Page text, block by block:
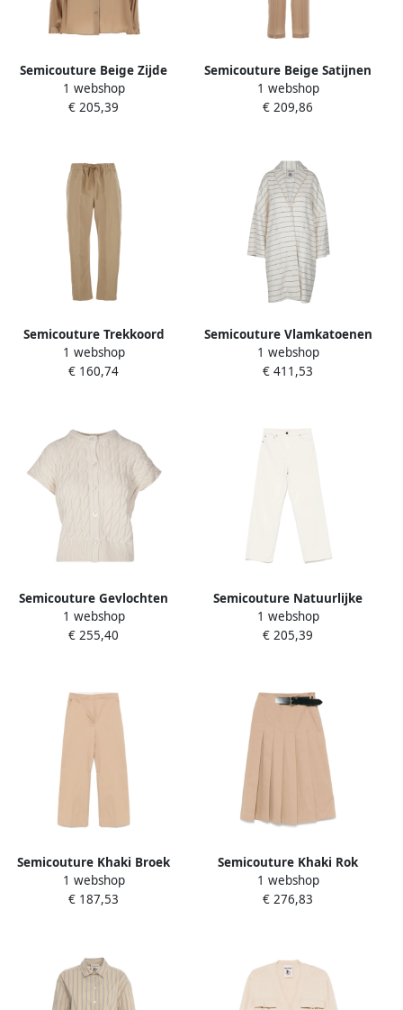
Semicouture Beige Zijde
Blend Klassieke Kraag Shirt
Beige Dames
1 webshop
€ 205,39
Semicouture Beige Satijnen
Afwerking Zijden Broek
Beige Dames
1 webshop
€ 209,86
Semicouture Trekkoord
Taille Beige Katoenen Broek
Vrouwen Beige Dames
1 webshop
€ 160,74
Semicouture Vlamkatoenen
overjas Beige Dames
1 webshop
€ 411,53
Semicouture Gevlochten
Katoenen Vest Beige Dames
1 webshop
€ 255,40
Semicouture Natuurlijke
broek voor vrouwen Beige
Dames
1 webshop
€ 205,39
Semicouture Khaki Broek
Dameskleding Beige Dames
1 webshop
€ 187,53
Semicouture Khaki Rok
Dameskleding Beige Dames
1 webshop
€ 276,83